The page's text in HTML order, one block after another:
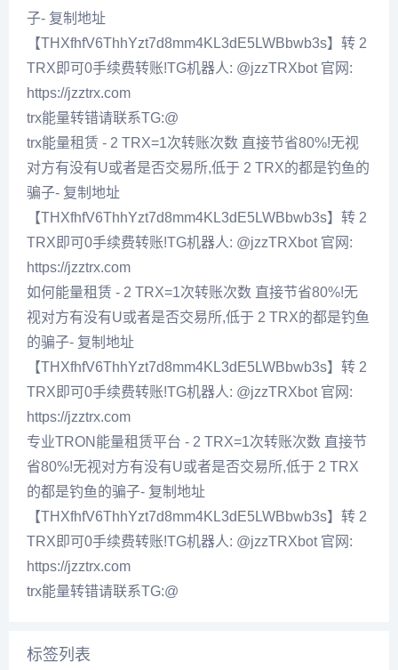
子- 复制地址
【THXfhfV6ThhYzt7d8mm4KL3dE5LWBbwb3s】转 2
TRX即可0手续费转账!TG机器人: @jzzTRXbot 官网:
https://jzztrx.com
trx能量转错请联系TG:@
trx能量租赁 - 2 TRX=1次转账次数 直接节省80%!无视
对方有没有U或者是否交易所,低于 2 TRX的都是钓鱼的
骗子- 复制地址
【THXfhfV6ThhYzt7d8mm4KL3dE5LWBbwb3s】转 2
TRX即可0手续费转账!TG机器人: @jzzTRXbot 官网:
https://jzztrx.com
如何能量租赁 - 2 TRX=1次转账次数 直接节省80%!无
视对方有没有U或者是否交易所,低于 2 TRX的都是钓鱼
的骗子- 复制地址
【THXfhfV6ThhYzt7d8mm4KL3dE5LWBbwb3s】转 2
TRX即可0手续费转账!TG机器人: @jzzTRXbot 官网:
https://jzztrx.com
专业TRON能量租赁平台 - 2 TRX=1次转账次数 直接节
省80%!无视对方有没有U或者是否交易所,低于 2 TRX
的都是钓鱼的骗子- 复制地址
【THXfhfV6ThhYzt7d8mm4KL3dE5LWBbwb3s】转 2
TRX即可0手续费转账!TG机器人: @jzzTRXbot 官网:
https://jzztrx.com
trx能量转错请联系TG:@
标签列表